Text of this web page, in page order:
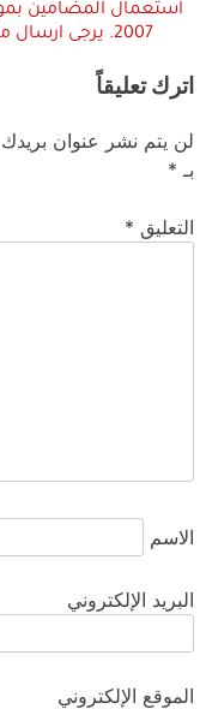
2007. يرجى ارسال ملاحظات لـ akkanet.net@gmail.com
اترك تعليقاً
لن يتم نشر عنوان بريدك
بـ *
التعليق *
الاسم
البريد الإلكتروني
الموقع الإلكتروني